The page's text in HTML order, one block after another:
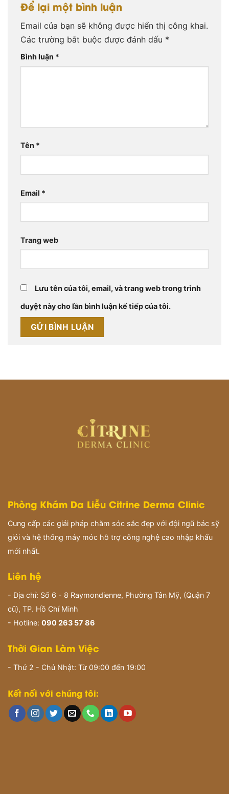
Để lại một bình luận
Email của bạn sẽ không được hiển thị công khai.
Các trường bắt buộc được đánh dấu *
Bình luận *
Tên *
Email *
Trang web
Lưu tên của tôi, email, và trang web trong trình
duyệt này cho lần bình luận kế tiếp của tôi.
Phòng Khám Da Liễu Citrine Derma Clinic
Cung cấp các giải pháp chăm sóc sắc đẹp với đội ngũ bác sỹ
giỏi và hệ thống máy móc hỗ trợ công nghệ cao nhập khẩu
mới nhất.
Liên hệ
- Địa chỉ: Số 6 - 8 Raymondienne, Phường Tân Mỹ, (Quận 7
cũ), TP. Hồ Chí Minh
- Hotline: 090 263 57 86
Thời Gian Làm Việc
- Thứ 2 - Chủ Nhật: Từ 09:00 đến 19:00
Kết nối với chúng tôi: